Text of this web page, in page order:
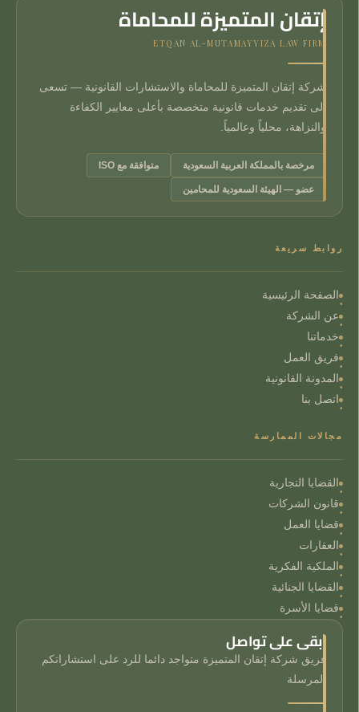
إتقان المتميزة للمحاماة
ETQAN AL-MUTAMAYYIZA LAW FIRM
شركة إتقان المتميزة للمحاماة والاستشارات القانونية — تسعى
إلى تقديم خدمات قانونية متخصصة بأعلى معايير الكفاءة
والنزاهة، محلياً وعالمياً.
مرخصة بالمملكة العربية السعودية متوافقة مع ISO
عضو — الهيئة السعودية للمحامين
روابط سريعة
الصفحة الرئيسية
عن الشركة
خدماتنا
فريق العمل
المدونة القانونية
اتصل بنا
مجالات الممارسة
القضايا التجارية
قانون الشركات
قضايا العمل
العقارات
الملكية الفكرية
القضايا الجنائية
قضايا الأسرة
ابقى على تواصل
فريق شركة إتقان المتميزة متواجد دائما للرد على استشاراتكم
المرسلة